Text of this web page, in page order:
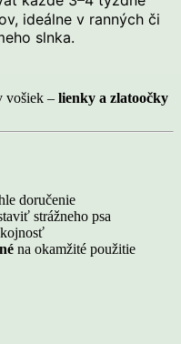
ideálne v ranných či
slnka.
vošiek – lienky a zlatoočky
doručenie
strážneho psa
na okamžité použitie